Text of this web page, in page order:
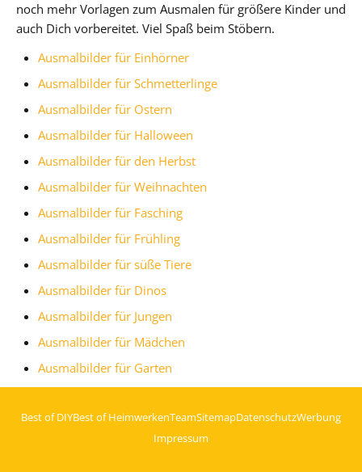
noch mehr Vorlagen zum Ausmalen für größere Kinder und
auch Dich vorbereitet. Viel Spaß beim Stöbern.
Ausmalbilder für Einhörner
Ausmalbilder für Schmetterlinge
Ausmalbilder für Ostern
Ausmalbilder für Halloween
Ausmalbilder für den Herbst
Ausmalbilder für Weihnachten
Ausmalbilder für Fasching
Ausmalbilder für Frühling
Ausmalbilder für süße Tiere
Ausmalbilder für Dinos
Ausmalbilder für Jungen
Ausmalbilder für Mädchen
Ausmalbilder für Garten
Best of DIYBest of HeimwerkenTeamSitemapDatenschutzWerbung
Impressum